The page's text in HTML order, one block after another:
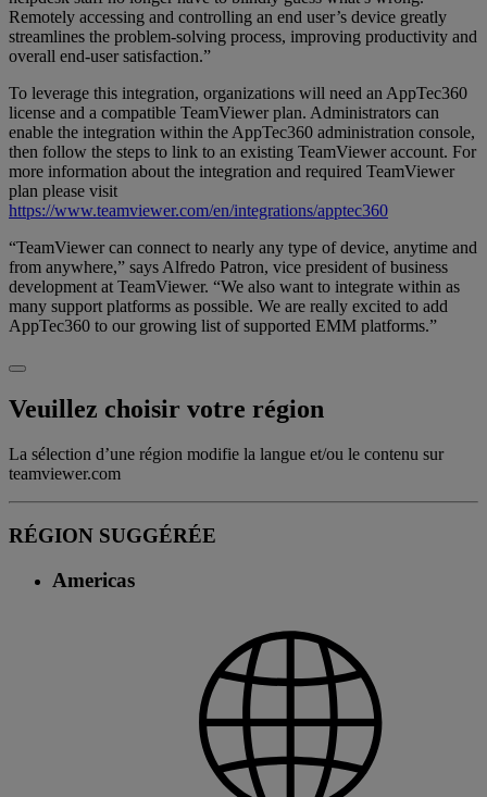
Remotely accessing and controlling an end user’s device greatly
streamlines the problem-solving process, improving productivity and
overall end-user satisfaction.”
To leverage this integration, organizations will need an AppTec360
license and a compatible TeamViewer plan. Administrators can
enable the integration within the AppTec360 administration console,
then follow the steps to link to an existing TeamViewer account. For
more information about the integration and required TeamViewer
plan please visit
https://www.teamviewer.com/en/integrations/apptec360
“TeamViewer can connect to nearly any type of device, anytime and
from anywhere,” says Alfredo Patron, vice president of business
development at TeamViewer. “We also want to integrate within as
many support platforms as possible. We are really excited to add
AppTec360 to our growing list of supported EMM platforms.”
Veuillez choisir votre région
La sélection d’une région modifie la langue et/ou le contenu sur
teamviewer.com
RÉGION SUGGÉRÉE
Americas